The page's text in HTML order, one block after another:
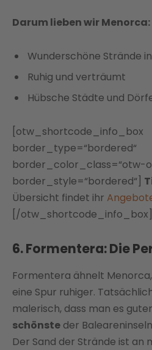
Darum lieben wir Menorca:
Wunderschöne Strände
Ruhig und verträumt
Hübsche Städte und
[otw_shortcode_info_box
border_type=“bordered“
border_color_class=“otw-
border_style=“bordered“]
Übersicht findet ihr
[/otw_shortcode_info_box]
6. Formentera: Die
Formentera ähnelt
eine Spur ruhiger.
malerisch, dass man es
schönste der
Der Sand der Strände ist an